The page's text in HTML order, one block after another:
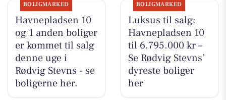
BOLIGMARKED
Havnepladsen 10
og 1 anden boliger
er kommet til salg
denne uge i
Rødvig Stevns - se
boligerne her.
BOLIGMARKED
Luksus til salg:
Havnepladsen 10
til 6.795.000 kr –
Se Rødvig Stevns’
dyreste boliger
her